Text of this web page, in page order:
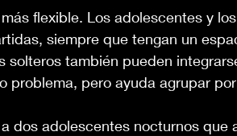
flexible. Los adolescentes y
siempre que tengan un
solteros también pueden
problema, pero ayuda agrupar
dos adolescentes nocturnos que